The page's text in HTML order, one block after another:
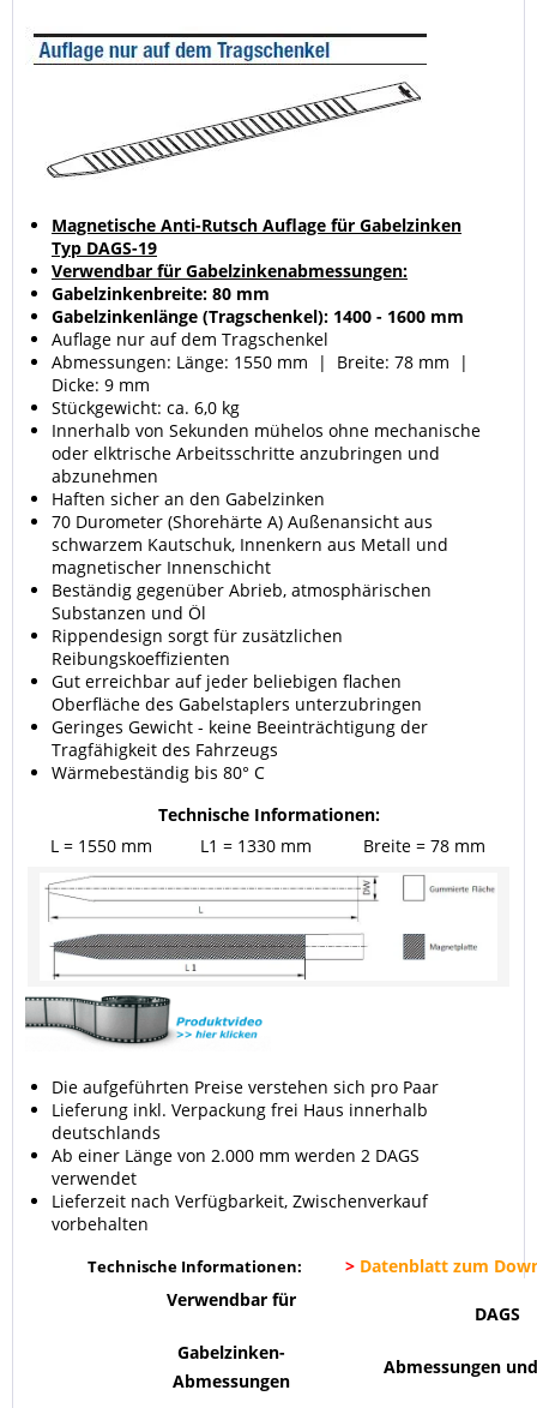
Magnetische Anti-Rutsch Auflage für Gabelzinken
Typ DAGS-19
Verwendbar für Gabelzinkenabmessungen:
Gabelzinkenbreite: 80 mm
Gabelzinkenlänge (Tragschenkel): 1400 - 1600 mm
Auflage nur auf dem Tragschenkel
Abmessungen: Länge: 1550 mm | Breite: 78 mm |
Dicke: 9 mm
Stückgewicht: ca. 6,0 kg
Innerhalb von Sekunden mühelos ohne mechanische
oder elktrische Arbeitsschritte anzubringen und
abzunehmen
Haften sicher an den Gabelzinken
70 Durometer (Shorehärte A) Außenansicht aus
schwarzem Kautschuk, Innenkern aus Metall und
magnetischer Innenschicht
Beständig gegenüber Abrieb, atmosphärischen
Substanzen und Öl
Rippendesign sorgt für zusätzlichen
Reibungskoeffizienten
Gut erreichbar auf jeder beliebigen flachen
Oberfläche des Gabelstaplers unterzubringen
Geringes Gewicht - keine Beeinträchtigung der
Tragfähigkeit des Fahrzeugs
Wärmebeständig bis 80° C
Technische Informationen:
L = 1550 mm
L1 = 1330 mm Breite = 78 mm
Die aufgeführten Preise verstehen sich pro Paar
Lieferung inkl. Verpackung frei Haus innerhalb
deutschlands
Ab einer Länge von 2.000 mm werden 2 DAGS
verwendet
Lieferzeit nach Verfügbarkeit, Zwischenverkauf
vorbehalten
Technische Informationen: > Datenblatt zum
Verwendbar für
Gabelzinken-
Abmessungen
DAGS
Abmessungen